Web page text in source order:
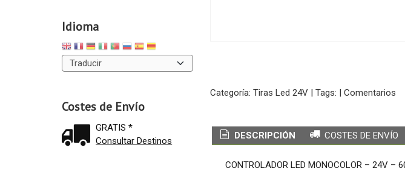
Idioma
Costes de Envío
GRATIS *
Consultar Destinos
Categoría: Tiras Led 24V| Tags: | Comentarios
DESCRIPCIÓN COSTES DE ENVÍO
CONTROLADOR LED MONOCOLOR – 24V –